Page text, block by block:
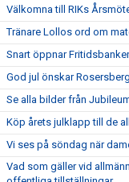
Välkomna till RIKs
Tränare Lollos ord om
Snart öppnar
God jul önskar
Se alla bilder från
Köp årets julklapp till de
Vi ses på söndag när
Vad som gäller vid